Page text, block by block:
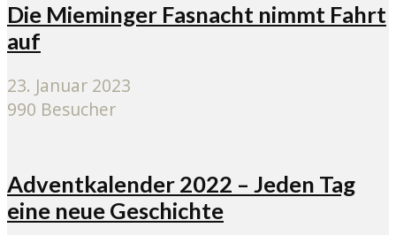
Die Mieminger Fasnacht nimmt Fahrt
auf
23. Januar 2023
990 Besucher
Adventkalender 2022 – Jeden Tag
eine neue Geschichte